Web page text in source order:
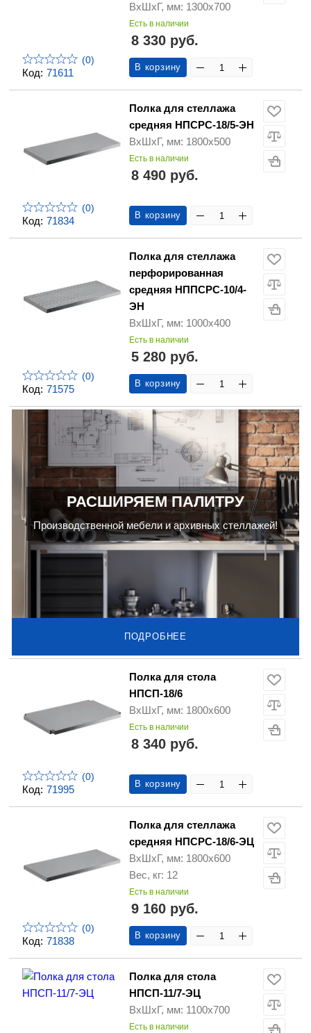
Код: 71611
(0)
ВхШхГ, мм: 1300х700
Есть в наличии
8 330 руб.
В корзину
Код: 71834
(0)
Полка для стеллажа
средняя НПСРС-18/5-ЭН
ВхШхГ, мм: 1800х500
Есть в наличии
8 490 руб.
В корзину
Код: 71575
(0)
Полка для стеллажа
перфорированная
средняя НППСРС-10/4-
ЭН
ВхШхГ, мм: 1000х400
Есть в наличии
5 280 руб.
В корзину
РАСШИРЯЕМ ПАЛИТРУ
Производственной мебели и архивных стеллажей!
ПОДРОБНЕЕ
Код: 71995
(0)
Полка для стола
НПСП-18/6
ВхШхГ, мм: 1800х600
Есть в наличии
8 340 руб.
В корзину
Код: 71838
(0)
Полка для стеллажа
средняя НПСРС-18/6-ЭЦ
ВхШхГ, мм: 1800х600
Вес, кг: 12
Есть в наличии
9 160 руб.
В корзину
Полка для стола
НПСП-11/7-ЭЦ
ВхШхГ, мм: 1100х700
Есть в наличии